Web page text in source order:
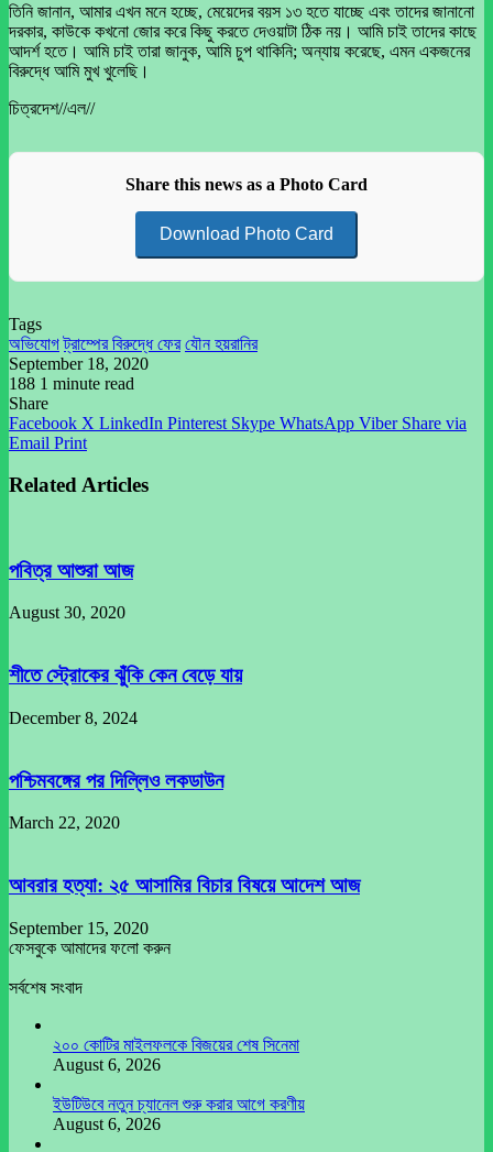
তিনি জানান, আমার এখন মনে হচ্ছে, মেয়েদের বয়স ১৩ হতে যাচ্ছে এবং তাদের জানানো
দরকার, কাউকে কখনো জোর করে কিছু করতে দেওয়াটা ঠিক নয়। আমি চাই তাদের কাছে
আদর্শ হতে। আমি চাই তারা জানুক, আমি চুপ থাকিনি; অন্যায় করেছে, এমন একজনের
বিরুদ্ধে আমি মুখ খুলেছি।
চিত্রদেশ//এল//
Share this news as a Photo Card
Download Photo Card
Tags
অভিযোগ ট্রাম্পের বিরুদ্ধে ফের যৌন হয়রানির
September 18, 2020
188 1 minute read
Share
Facebook X LinkedIn Pinterest Skype WhatsApp Viber Share via
Email Print
Related Articles
পবিত্র আশুরা আজ
August 30, 2020
শীতে স্ট্রোকের ঝুঁকি কেন বেড়ে যায়
December 8, 2024
পশ্চিমবঙ্গের পর দিল্লিও লকডাউন
March 22, 2020
আবরার হত্যা: ২৫ আসামির বিচার বিষয়ে আদেশ আজ
September 15, 2020
ফেসবুকে আমাদের ফলো করুন
সর্বশেষ সংবাদ
২০০ কোটির মাইলফলকে বিজয়ের শেষ সিনেমা
August 6, 2026
ইউটিউবে নতুন চ্যানেল শুরু করার আগে করণীয়
August 6, 2026